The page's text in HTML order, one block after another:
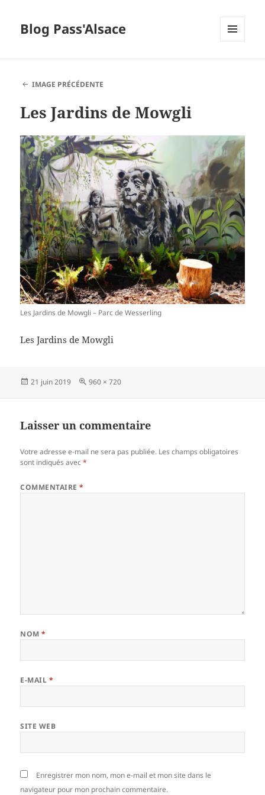
Blog Pass'Alsace
IMAGE PRÉCÉDENTE
Les Jardins de Mowgli
Les Jardins de Mowgli – Parc de Wesserling
Les Jardins de Mowgli
Publié
21 juin 2019
Taille
960 × 720
Laisser un commentaire
Votre adresse e-mail ne sera pas publiée. Les champs obligatoires
sont indiqués avec*
COMMENTAIRE*
NOM*
E-MAIL *
SITE WEB
Enregistrer mon nom, mon e-mail et mon site dans le
navigateur pour mon prochain commentaire.